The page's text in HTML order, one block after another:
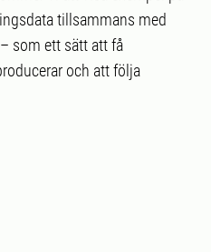
tillsammans med
som ett sätt att få
och att följa